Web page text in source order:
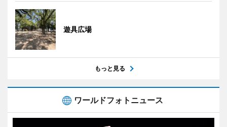
遊具広場
もっと見る
ワールドフォトニュース